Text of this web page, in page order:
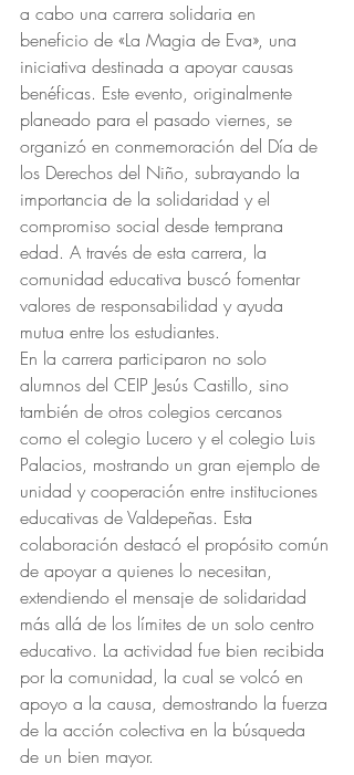
a cabo una carrera solidaria en
beneficio de «La Magia de Eva», una
iniciativa destinada a apoyar causas
benéficas. Este evento, originalmente
planeado para el pasado viernes, se
organizó en conmemoración del Día de
los Derechos del Niño, subrayando la
importancia de la solidaridad y el
compromiso social desde temprana
edad. A través de esta carrera, la
comunidad educativa buscó fomentar
valores de responsabilidad y ayuda
mutua entre los estudiantes.
En la carrera participaron no solo
alumnos del CEIP Jesús Castillo, sino
también de otros colegios cercanos
como el colegio Lucero y el colegio Luis
Palacios, mostrando un gran ejemplo de
unidad y cooperación entre instituciones
educativas de Valdepeñas. Esta
colaboración destacó el propósito común
de apoyar a quienes lo necesitan,
extendiendo el mensaje de solidaridad
más allá de los límites de un solo centro
educativo. La actividad fue bien recibida
por la comunidad, la cual se volcó en
apoyo a la causa, demostrando la fuerza
de la acción colectiva en la búsqueda
de un bien mayor.